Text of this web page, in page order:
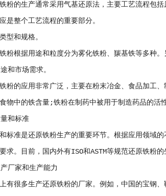
粉的生产通常采用气基还原法，主要工艺流程包
是整个工艺流程的重要部分。
型和规格。
粉根据用途和粒度分为雾化铁粉、羰基铁等多种
和市场需求。
粉的应用非常广泛，主要在粉末冶金、食品加工
物中的铁含量;铁粉在制药中被用于制造药品的活
和标准
标准是还原铁粉生产的重要环节。根据应用领域
求。目前，国内外有ISO和ASTM等规范还原铁粉的
厂家和生产能力
有很多生产还原铁粉的厂家。例如，中国的宝钢